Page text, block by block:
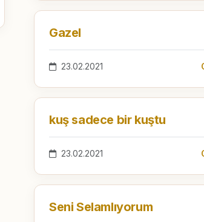
Gazel
23.02.2021
kuş sadece bir kuştu
23.02.2021
Seni Selamlıyorum